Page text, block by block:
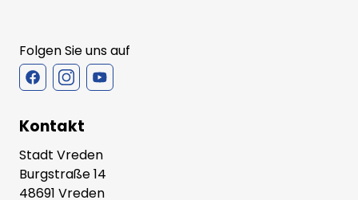
Folgen Sie uns auf
Kontakt
Stadt Vreden
Burgstraße 14
48691 Vreden